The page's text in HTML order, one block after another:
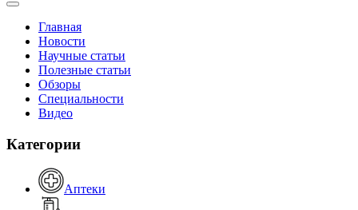
Главная
Новости
Научные статьи
Полезные статьи
Обзоры
Специальности
Видео
Категории
Аптеки